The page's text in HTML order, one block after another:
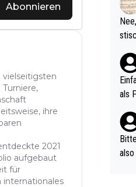
Abonnieren
vielseitigsten
ihre
2021
aufgebaut
für
internationales
(in
als
nes
ttler
vV
als